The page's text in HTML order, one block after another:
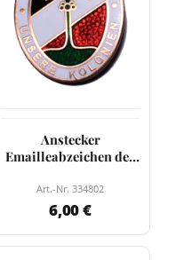
Anstecker
Emailleabzeichen der
Art.-Nr. 334802
6,00 €